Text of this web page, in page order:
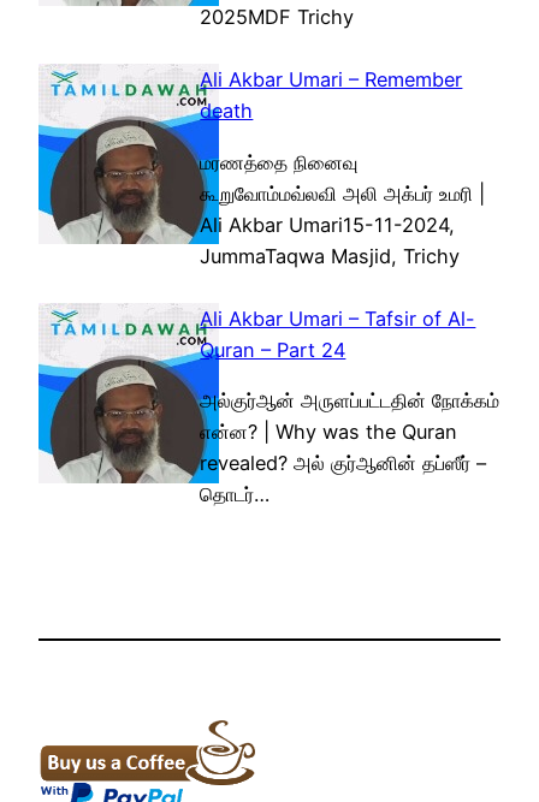
2025MDF Trichy
Ali Akbar Umari – Remember
death
மரணத்தை நினைவு
கூறுவோம்மவ்லவி அலி அக்பர் உமரி |
Ali Akbar Umari15-11-2024,
JummaTaqwa Masjid, Trichy
Ali Akbar Umari – Tafsir of Al-
Quran – Part 24
அல்குர்ஆன் அருளப்பட்டதின் நோக்கம்
என்ன? | Why was the Quran
revealed? அல் குர்ஆனின் தப்ஸீர் –
தொடர்…